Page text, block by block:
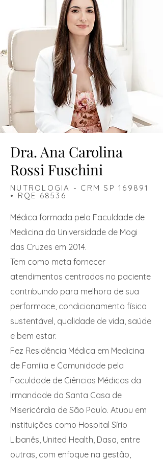
Dra. Ana Carolina
Rossi Fuschini
NUTROLOGIA - CRM SP 169891
• RQE 68536
Médica formada pela Faculdade de
Medicina da Universidade de Mogi
das Cruzes em 2014.
Tem como meta fornecer
atendimentos centrados no paciente
contribuindo para melhora de sua
performace, condicionamento físico
sustentável, qualidade de vida, saúde
e bem estar.
Fez Residência Médica em Medicina
de Família e Comunidade pela
Faculdade de Ciências Médicas da
Irmandade da Santa Casa de
Misericórdia de São Paulo. Atuou em
instituições como Hospital Sírio
Libanês, United Health, Dasa, entre
outras, com enfoque na gestão,